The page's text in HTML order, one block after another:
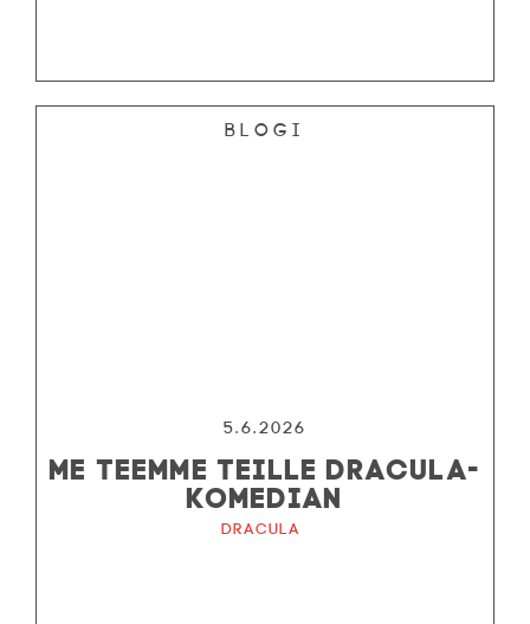
Blogi
5.6.2026
ME TEEMME TEILLE DRACULA-
KOMEDIAN
Dracula